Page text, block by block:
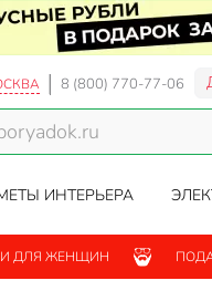
8 (800) 770-77-06
ИНТЕРЬЕРА
ДЛЯ ЖЕНЩИН